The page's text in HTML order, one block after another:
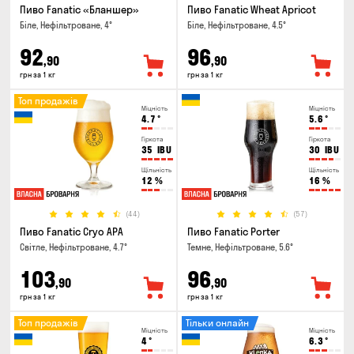
Пиво Fanatic «Бланшер»
Біле, Нефільтроване, 4°
92,90
грн за 1 кг
Пиво Fanatic Wheat Apricot
Біле, Нефільтроване, 4.5°
96,90
грн за 1 кг
Міцність
4.7 °
Гіркота
35 IBU
Щільність
12 %
(44)
Топ продажів
Пиво Fanatic Cryo APA
Світле, Нефільтроване, 4.7°
103,90
грн за 1 кг
Міцність
5.6 °
Гіркота
30 IBU
Щільність
16 %
(57)
Пиво Fanatic Porter
Темне, Нефільтроване, 5.6°
96,90
грн за 1 кг
Міцність
4°
Топ продажів
Міцність
6.3°
Тільки онлайн